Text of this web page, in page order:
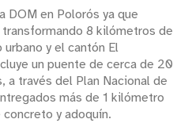
DOM en Polorós ya que
8 kilómetros de
y el cantón El
un puente de cerca de 20
través del Plan Nacional de
más de 1 kilómetro
y adoquín.